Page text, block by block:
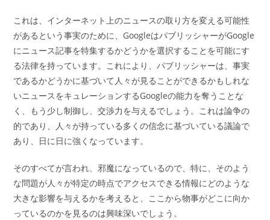
これは、インターネット上のニュースの取り方を変える可能性
があるという事実のために、GoogleはパブリッシャーがGoogle
にニュース記事を特集するかどうかを選択することを可能にす
る法律を持っています。これにより、パブリッシャーは、事実
であるかどうかに基づいて人々が見ることができるかもしれな
いニュースをキュレーションするGoogleの能力を奪うことな
く、もう少し制御し、交渉力を与えるでしょう。これは論争の
的であり、人々が持っている多くの信念に基づいている議論で
あり、日に日に強くなっています。
そのすべてが言われ、邪魔になっているので、特に、そのよう
な問題が人々が特定の時点でアクセスできる情報にどのような
大きな影響を与えるかを考えると、ここから物事がどこに向か
っているのかを見るのは興味深いでしょう。